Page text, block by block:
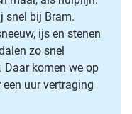
snel bij Bram.
ijs en stenen
zo snel
komen we op
uur vertraging